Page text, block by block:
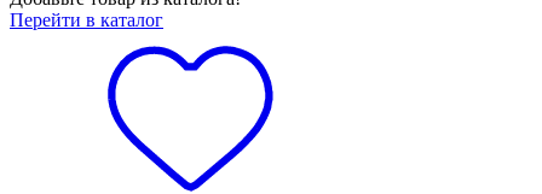
Перейти в каталог